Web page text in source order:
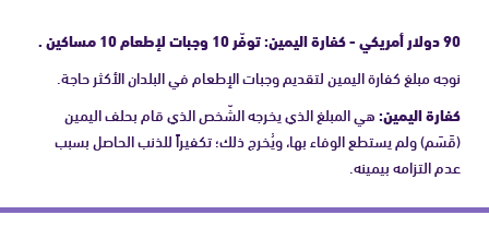
90 دولار أمريكي - كفارة اليمين: توفّر 10 وجبات لإطعام 10 مساكين .
نوجه مبلغ كفارة اليمين لتقديم وجبات الإطعام في البلدان الأكثر حاجة.
كفارة اليمين:هي المبلغ الذي يخرجه الشّخص الذي قام بحلف اليمين
(قَسَم) ولم يستطع الوفاء بها، ويُخرج ذلك؛ تكفيراً للذنب الحاصل بسبب
عدم التزامه بيمينه.